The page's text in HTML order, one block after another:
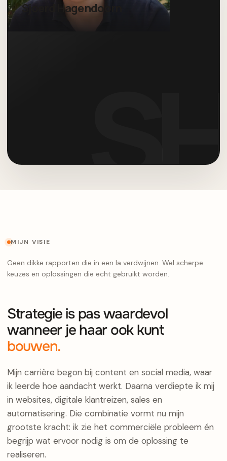
Sjoerd Hagendoorn
MIJN VISIE
Geen dikke rapporten die in een la verdwijnen. Wel scherpe
keuzes en oplossingen die echt gebruikt worden.
Strategie is pas waardevol
wanneer je haar ook kunt
bouwen.
Mijn carrière begon bij content en social media, waar
ik leerde hoe aandacht werkt. Daarna verdiepte ik mij
in websites, digitale klantreizen, sales en
automatisering. Die combinatie vormt nu mijn
grootste kracht: ik zie het commerciële probleem én
begrijp wat ervoor nodig is om de oplossing te
realiseren.